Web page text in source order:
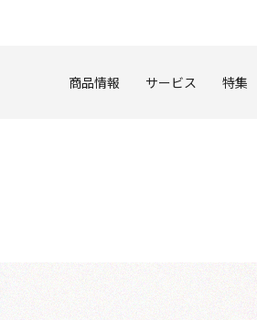
商品情報 サービス 特集